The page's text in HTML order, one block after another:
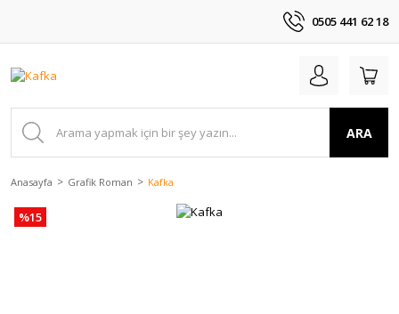
0505 441 62 18
ARA
Anasayfa Grafik Roman Kafka
%15